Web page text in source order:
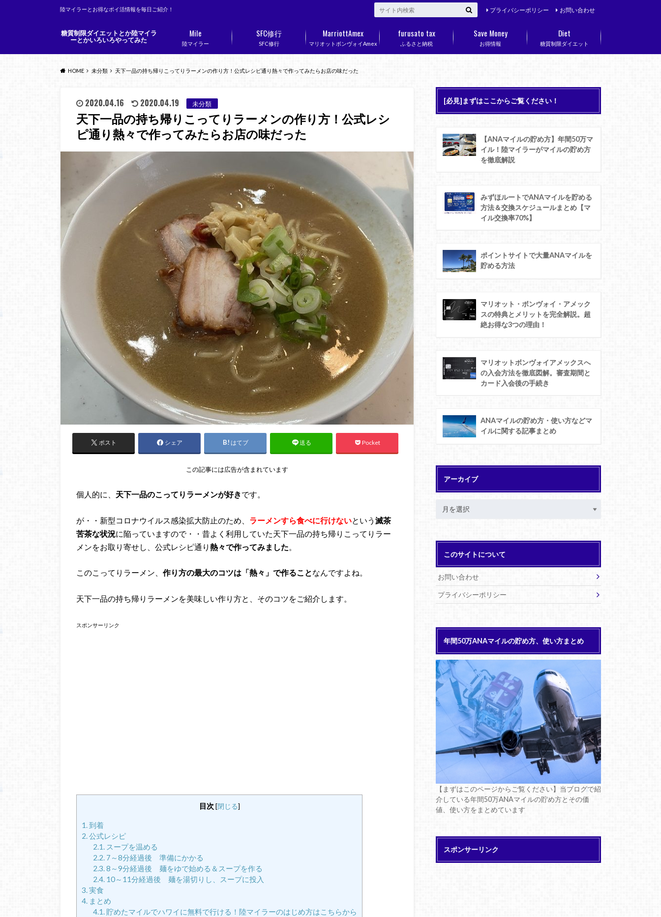
糖質制限ダイエットとか陸マイラ
ーとかいろいろやってみた
陸マイラーとお得なポイ活情報を毎日ご紹介！ プライバシーポリシー お問い合わせ
陸マイラー
Mile
SFC修行
SFC修行
マリオットボンヴォイAmex
MarriottAmex
ふるさと納税
furusato tax
お得情報
Save Money
糖質制限ダイエット
Diet
HOME 未分類 天下一品の持ち帰りこってりラーメンの作り方！公式レシピ通り熱々で作ってみたらお店の味だった
2020.04.16 2020.04.19 未分類
天下一品の持ち帰りこってりラーメンの作り方！公式レシ
ピ通り熱々で作ってみたらお店の味だった
ポスト シェア はてブ 送る Pocket
この記事には広告が含まれています
個人的に、 天下一品のこってりラーメンが好きです。
が・・新型コロナウイルス感染拡大防止のため、 ラーメンすら食べに行けないという 滅茶
苦茶な状況に陥っていますので・・昔よく利用していた天下一品の持ち帰りこってりラー
メンをお取り寄せし、公式レシピ通り 熱々で作ってみました
このこってりラーメン、 作り方の最大のコツは「熱々」で作ることなんですよね。
天下一品の持ち帰りラーメンを美味しい作り方と、そのコツをご紹介します。
スポンサーリンク
目次 [閉じる]
1.到着
2.公式レシピ
2.1.スープを温める
2.2.7～8分経過後 準備にかかる
2.3.8～9分経過後 麺をゆで始める＆スープを作る
2.4.10～11分経過後 麺を湯切りし、スープに投入
3.実食
4. まとめ
4.1.貯めたマイルでハワイに無料で行ける！陸マイラーのはじめ方はこちらから
[必見]まずはここからご覧ください！
【ANAマイルの貯め方】年間50万マ
イル！陸マイラーがマイルの貯め方
を徹底解説
みずほルートでANAマイルを貯める
方法＆交換スケジュールまとめ【マ
イル交換率70%】
ポイントサイトで大量ANAマイルを
貯める方法
マリオット・ボンヴォイ・アメック
スの特典とメリットを完全解説。超
絶お得な3つの理由！
マリオットボンヴォイアメックスへ
の入会方法を徹底図解。審査期間と
カード入会後の手続き
ANAマイルの貯め方・使い方などマ
イルに関する記事まとめ
アーカイブ
このサイトについて
お問い合わせ
プライバシーポリシー
年間50万ANAマイルの貯め方、使い方まとめ
【まずはこのページからご覧ください】当ブログで紹
介している年間50万ANAマイルの貯め方とその価
値、使い方をまとめています
スポンサーリンク